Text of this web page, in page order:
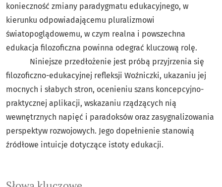
konieczność zmiany paradygmatu edukacyjnego, w
kierunku odpowiadającemu pluralizmowi
światopoglądowemu, w czym realna i powszechna
edukacja filozoficzna powinna odegrać kluczową rolę.
Niniejsze przedłożenie jest próbą przyjrzenia się
filozoficzno-edukacyjnej refleksji Woźniczki, ukazaniu jej
mocnych i słabych stron, ocenieniu szans koncepcyjno-
praktycznej aplikacji, wskazaniu rządzących nią
wewnętrznych napięć i paradoksów oraz zasygnalizowania
perspektyw rozwojowych. Jego dopełnienie stanowią
źródłowe intuicje dotyczące istoty edukacji.